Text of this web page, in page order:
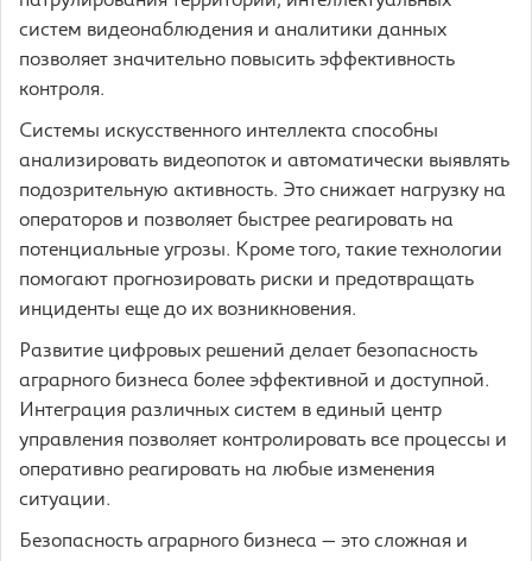
систем видеонаблюдения и аналитики данных
позволяет значительно повысить эффективность
контроля.
Системы искусственного интеллекта способны
анализировать видеопоток и автоматически выявлять
подозрительную активность. Это снижает нагрузку на
операторов и позволяет быстрее реагировать на
потенциальные угрозы. Кроме того, такие технологии
помогают прогнозировать риски и предотвращать
инциденты еще до их возникновения.
Развитие цифровых решений делает безопасность
аграрного бизнеса более эффективной и доступной.
Интеграция различных систем в единый центр
управления позволяет контролировать все процессы и
оперативно реагировать на любые изменения
ситуации.
Безопасность аграрного бизнеса — это сложная и